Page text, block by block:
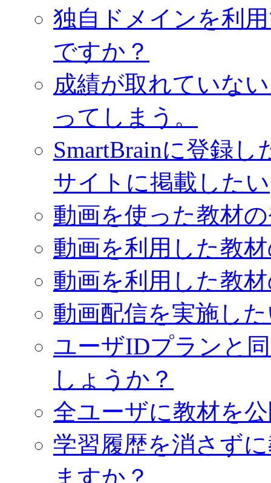
独自ドメインを利
ですか？
成績が取れていな
ってしまう。
SmartBrainに登録
サイトに掲載したい
動画を使った教材
動画を利用した教
動画を利用した教
動画配信を実施し
ユーザIDプランと
しょうか？
全ユーザに教材を
学習履歴を消さず
ますか？